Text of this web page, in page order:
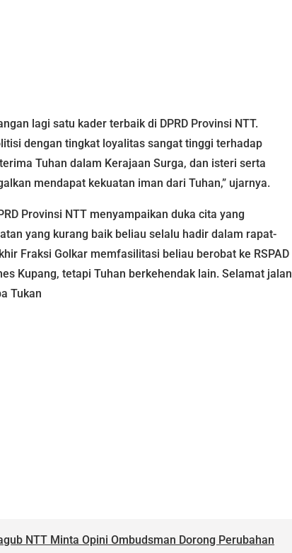
lagi satu kader terbaik di DPRD Provinsi NTT.
dengan tingkat loyalitas sangat tinggi terhadap
Tuhan dalam Kerajaan Surga, dan isteri serta
mendapat kekuatan iman dari Tuhan,” ujarnya.
Provinsi NTT menyampaikan duka cita yang
yang kurang baik beliau selalu hadir dalam rapat-
Fraksi Golkar memfasilitasi beliau berobat ke RSPAD
Kupang, tetapi Tuhan berkehendak lain. Selamat jalan
Tukan
NTT Minta Opini Ombudsman Dorong Perubahan